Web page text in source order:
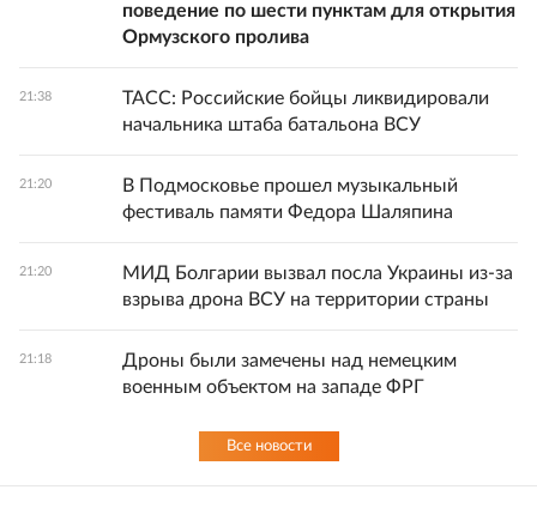
поведение по шести пунктам для открытия
Ормузского пролива
21:38
ТАСС: Российские бойцы ликвидировали
начальника штаба батальона ВСУ
21:20
В Подмосковье прошел музыкальный
фестиваль памяти Федора Шаляпина
21:20
МИД Болгарии вызвал посла Украины из-за
взрыва дрона ВСУ на территории страны
21:18
Дроны были замечены над немецким
военным объектом на западе ФРГ
Все новости